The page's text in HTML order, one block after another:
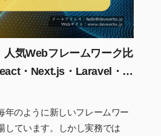
おける役割、代表的なフレーム
すく解説します。
人気Webフレームワーク比
・Next.js・Laravel・
ぶべきなのか？
年のように新しいフレームワー
しています。しかし実務では